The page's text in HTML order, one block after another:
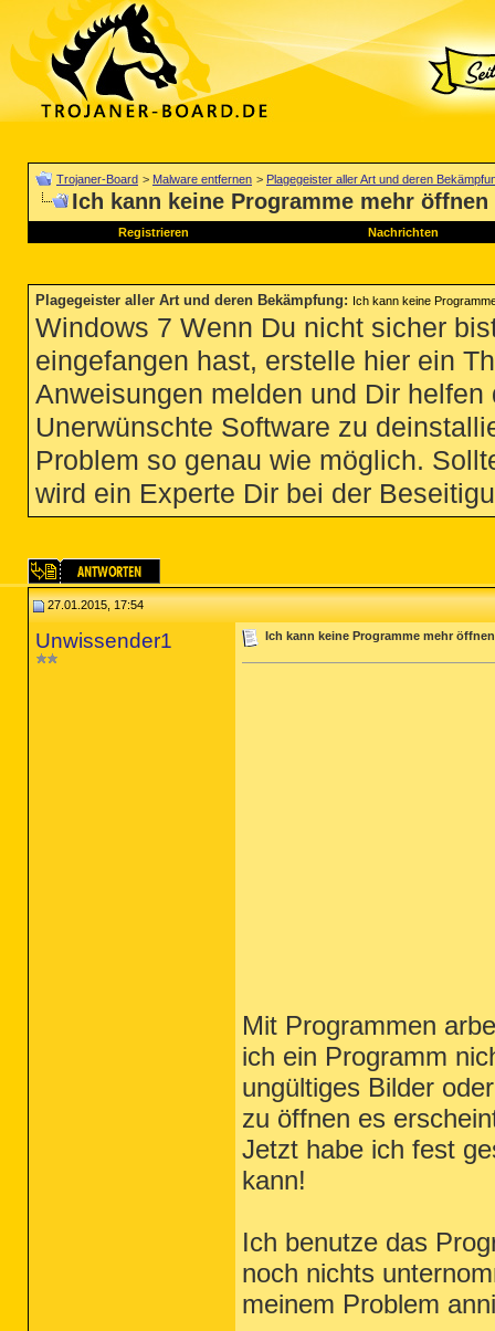
Trojaner-Board > Malware entfernen > Plagegeister aller Art und deren
Ich kann keine Programme mehr öffnen
Registrieren Nachrichten
Plagegeister aller Art und deren Bekämpfung: Ich kann keine
Windows 7 Wenn Du nicht sicher
eingefangen hast, erstelle hier ein
Anweisungen melden und Dir
Unerwünschte Software zu
Problem so genau wie möglich.
wird ein Experte Dir bei der
27.01.2015, 17:54
Unwissender1 Ich kann keine Programme mehr öffnen
Mit Programmen
ich ein Programm
ungültiges Bilder
zu öffnen es
Jetzt habe ich fest
kann!
Ich benutze das
noch nichts
meinem Problem